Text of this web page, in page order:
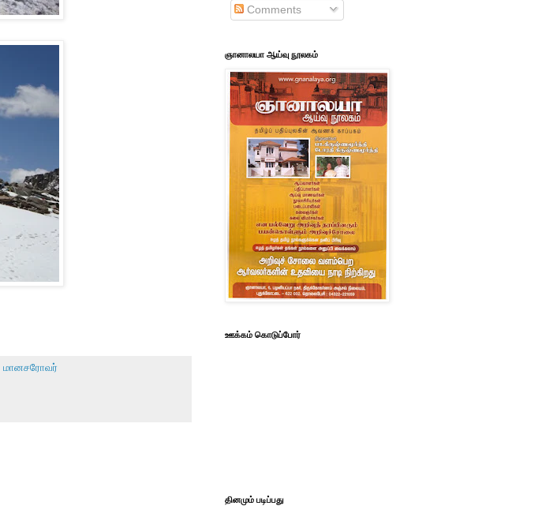
மானசரோவர்
Comments
ஞானாலயா ஆய்வு நூலகம்
ஊக்கம் கொடுப்போர்
தினமும் படிப்பது